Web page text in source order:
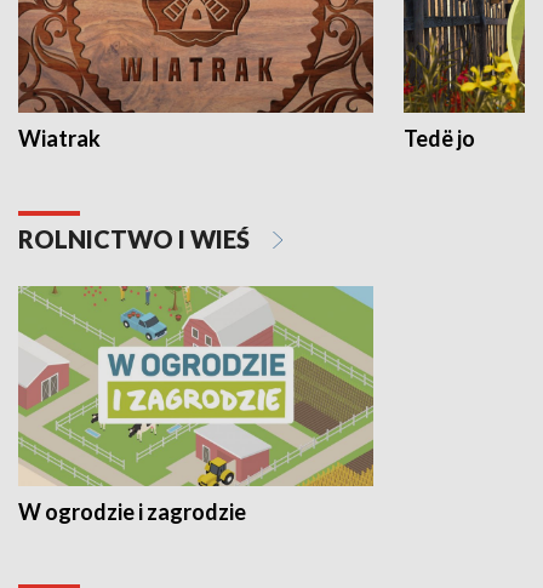
Wiatrak Tedë jo
ROLNICTWO I WIEŚ
W ogrodzie i zagrodzie